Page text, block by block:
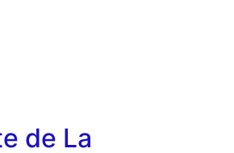
de La